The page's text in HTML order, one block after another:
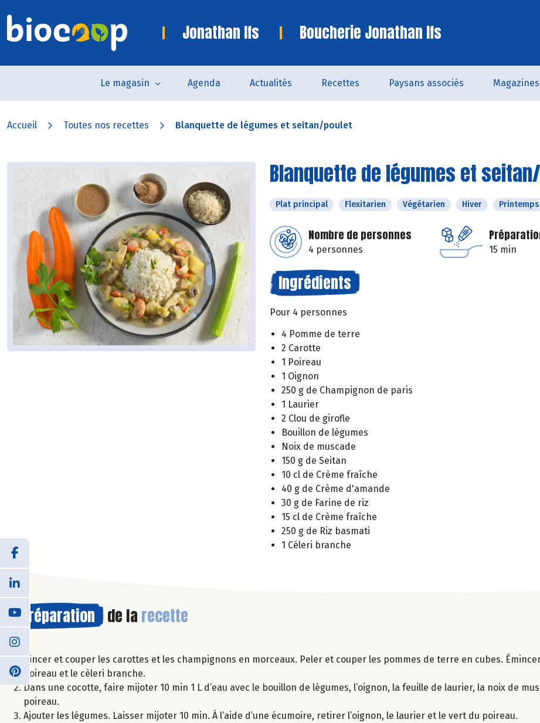
Jonathan Ifs Boucherie Jonathan Ifs
Le magasin Agenda Actualités Recettes Paysans associés Magazines
Accueil Toutes nos recettes Blanquette de légumes et seitan/poulet
Blanquette de légumes et
Plat principal Flexitarien Végétarien Hiver Printemps
Nombre de personnes
4 personnes 15 min
Ingrédients
Pour 4 personnes
4 Pomme de terre
2 Carotte
1 Poireau
1 Oignon
250 g de Champignon de paris
1 Laurier
2 Clou de girofle
Bouillon de légumes
Noix de muscade
150 g de Seitan
10 cl de Crème fraîche
40 g de Crème d'amande
30 g de Farine de riz
15 cl de Crème fraîche
250 g de Riz basmati
1 Céleri branche
Préparation de la recette
Rincer et couper les carottes et les champignons en morceaux. Peler et couper les pommes de terre en cubes.
poireau et le cèleri branche.
Dans une cocotte, faire mijoter 10 min 1 L d’eau avec le bouillon de légumes, l’oignon, la feuille de laurier, la noix de
poireau.
Ajouter les légumes. Laisser mijoter 10 min. À l’aide d’une écumoire, retirer l’oignon, le laurier et le vert du poireau.